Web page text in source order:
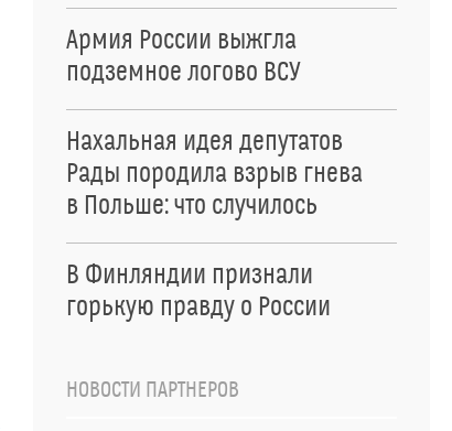
Армия России выжгла
подземное логово ВСУ
Нахальная идея депутатов
Рады породила взрыв гнева
в Польше: что случилось
В Финляндии признали
горькую правду о России
НОВОСТИ ПАРТНЕРОВ